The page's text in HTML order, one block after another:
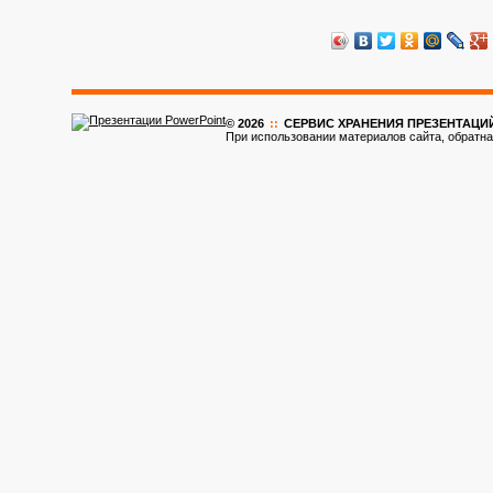
© 2026 :: CЕРВИС ХРАНЕНИЯ ПРЕЗЕНТАЦИЙ
При использовании материалов сайта,